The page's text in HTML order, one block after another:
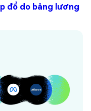
đổ do bảng lương